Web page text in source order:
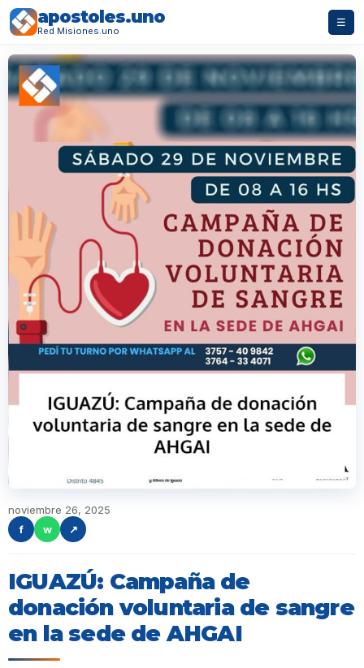
apostoles.uno
Red Misiones.uno
☰
noviembre 26, 2025
f
w ↗
IGUAZÚ: Campaña de
donación voluntaria de sangre
en la sede de AHGAI